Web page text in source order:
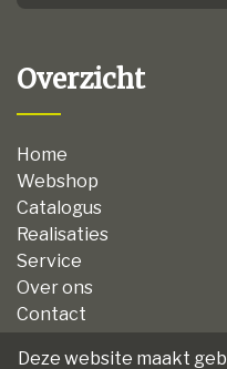
Overzicht
Home
Webshop
Catalogus
Realisaties
Service
Over ons
Contact
Deze website maakt